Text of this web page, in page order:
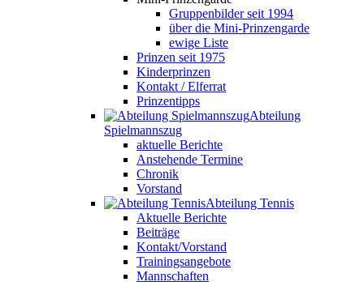
Gruppenbilder seit 1994
über die Mini-Prinzengarde
ewige Liste
Prinzen seit 1975
Kinderprinzen
Kontakt / Elferrat
Prinzentipps
Abteilung
Spielmannszug
aktuelle Berichte
Anstehende Termine
Chronik
Vorstand
Abteilung Tennis
Aktuelle Berichte
Beiträge
Kontakt/Vorstand
Trainingsangebote
Mannschaften